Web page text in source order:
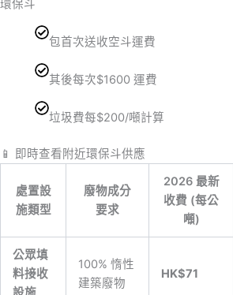
環保斗
包首次送收空斗運費
其後每次$1600 運費
垃圾費每$200/噸計算
📱 即時查看附近環保斗供應
處置設
施類型
廢物成分
要求
2026 最新
收費 (每公
噸)
公眾填
料接收
100% 惰性
建築廢物
HK$71